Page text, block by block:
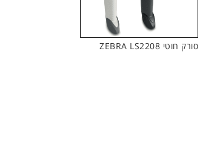
סורק חוטי ZEBRA LS2208